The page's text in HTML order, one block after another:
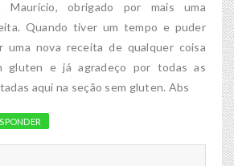
Maurício, obrigado por mais uma
Quando tiver um tempo e puder
uma nova receita de qualquer coisa
gluten e já agradeço por todas as
aqui na seção sem gluten. Abs